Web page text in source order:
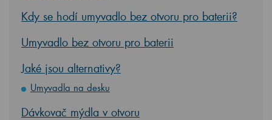
Kdy se hodí umyvadlo bez otvoru pro baterii?
Umyvadlo bez otvoru pro baterii
Jaké jsou alternativy?
Umyvadla na desku
Dávkovač mýdla v otvoru